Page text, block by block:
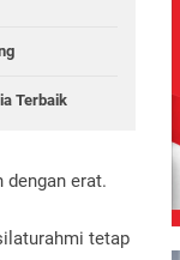
Terbaik
dengan erat.
tetap